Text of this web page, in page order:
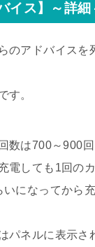
イス】～詳細
のアドバイスを
す。
数は700～900回
電しても1回の
いになってから
パネルに表示さ